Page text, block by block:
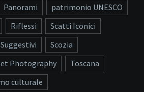
Panorami
patrimonio UNESCO
Riflessi
Scatti Iconici
Scozia
Photography
Toscana
culturale